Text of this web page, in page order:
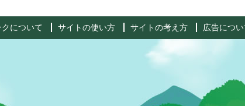
クについて サイトの使い方 サイトの考え方 広告につい